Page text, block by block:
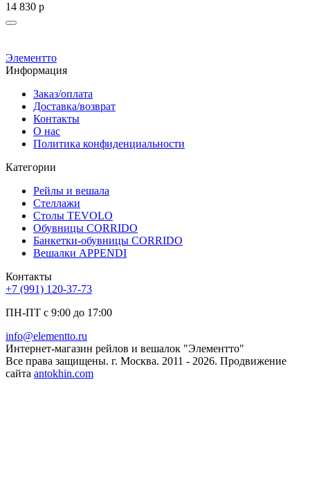
14 830 р
Элементто
Информация
Заказ/оплата
Доставка/возврат
Контакты
О нас
Политика конфиденциальности
Категории
Рейлы и вешала
Стеллажи
Столы TEVOLO
Обувницы CORRIDO
Банкетки-обувницы CORRIDO
Вешалки APPENDI
Контакты
+7 (991) 120-37-73
ПН-ПТ с 9:00 до 17:00
info@elementto.ru
Интернет-магазин рейлов и вешалок "Элементто"
Все права защищены. г. Москва. 2011 - 2026. Продвижение
сайта antokhin.com